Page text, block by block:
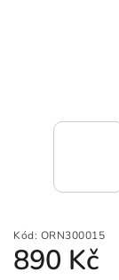
Kód: ORN300015
890 Kč